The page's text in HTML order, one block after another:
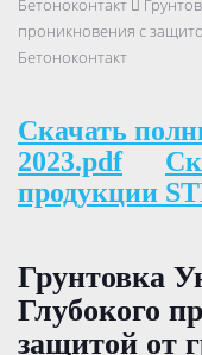
Бетоноконтакт
проникновения с
Бетоноконтакт
Скачать
2023.pdf
продукции
Грунтовка
Глубокого
защитой от